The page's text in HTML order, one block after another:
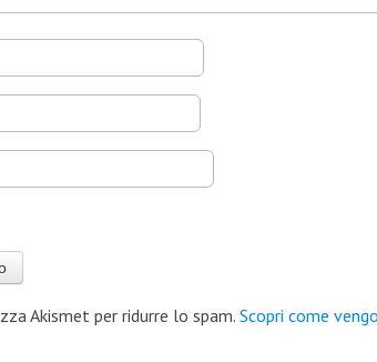
Akismet per ridurre lo spam. Scopri come